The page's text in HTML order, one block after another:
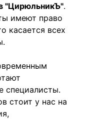
"ЦирюльникЪ".
имеют право
касается всех
специалисты.
стоит у нас на